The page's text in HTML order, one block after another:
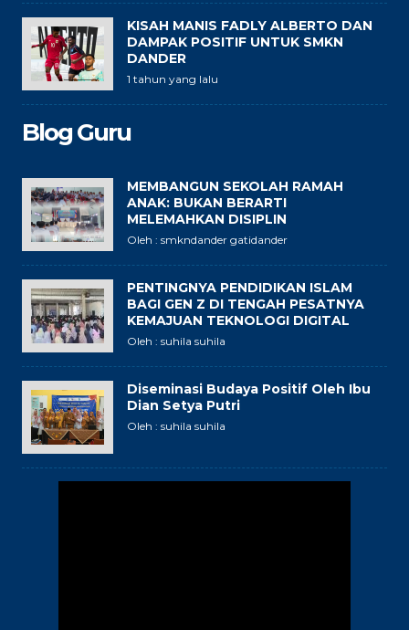
KISAH MANIS FADLY ALBERTO DAN
DAMPAK POSITIF UNTUK SMKN
DANDER
1 tahun yang lalu
Blog Guru
MEMBANGUN SEKOLAH RAMAH
ANAK: BUKAN BERARTI
MELEMAHKAN DISIPLIN
Oleh : smkndander gatidander
PENTINGNYA PENDIDIKAN ISLAM
BAGI GEN Z DI TENGAH PESATNYA
KEMAJUAN TEKNOLOGI DIGITAL
Oleh : suhila suhila
Diseminasi Budaya Positif Oleh Ibu
Dian Setya Putri
Oleh : suhila suhila